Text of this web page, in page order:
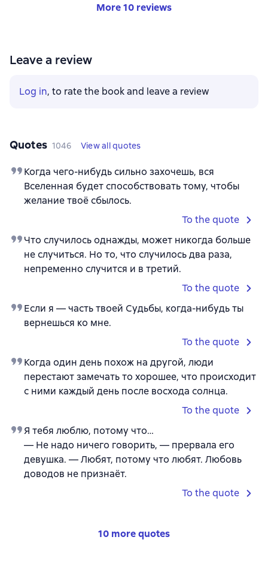
More 10 reviews
Leave a review
Log in, to rate the book and leave a review
Quotes 1046 View all quotes
Когда чего-нибудь сильно захочешь, вся
Вселенная будет способствовать тому, чтобы
желание твоё сбылось.
To the quote
Что случилось однажды, может никогда больше
не случиться. Но то, что случилось два раза,
непременно случится и в третий.
To the quote
Если я — часть твоей Судьбы, когда-нибудь ты
вернешься ко мне.
To the quote
Когда один день похож на другой, люди
перестают замечать то хорошее, что происходит
с ними каждый день после восхода солнца.
To the quote
Я тебя люблю, потому что…
— Не надо ничего говорить, — прервала его
девушка. — Любят, потому что любят. Любовь
доводов не признаёт.
To the quote
10 more quotes